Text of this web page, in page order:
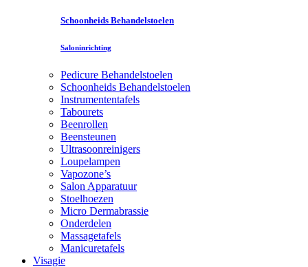
Schoonheids Behandelstoelen
Saloninrichting
Pedicure Behandelstoelen
Schoonheids Behandelstoelen
Instrumententafels
Tabourets
Beenrollen
Beensteunen
Ultrasoonreinigers
Loupelampen
Vapozone’s
Salon Apparatuur
Stoelhoezen
Micro Dermabrassie
Onderdelen
Massagetafels
Manicuretafels
Visagie